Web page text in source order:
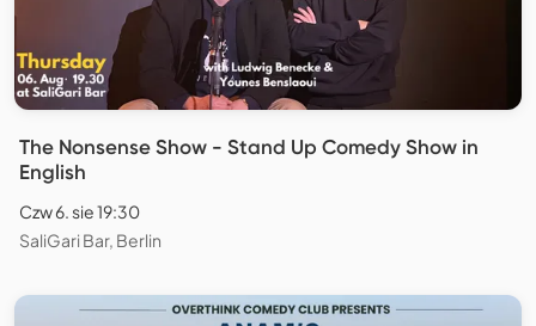
The Nonsense Show - Stand Up Comedy Show in
English
Czw 6. sie 19:30
SaliGari Bar, Berlin